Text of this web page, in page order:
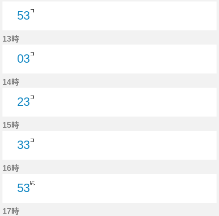
53コ
13時
03コ
14時
23コ
15時
33コ
16時
53純
17時